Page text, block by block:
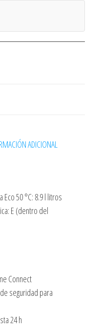
ADICIONAL
50 °C: 8.9 l litros
E (dentro del
Connect
seguridad para
24 h